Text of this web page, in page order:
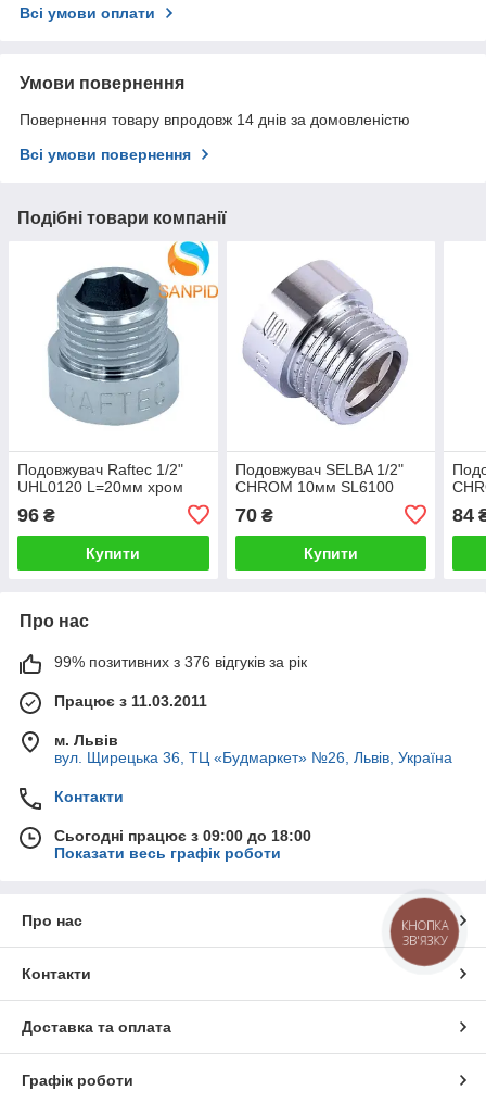
Всі умови оплати
Умови повернення
Повернення товару впродовж 14 днів за домовленістю
Всі умови повернення
Подібні товари компанії
Подовжувач Raftec 1/2"
UHL0120 L=20мм хром
96 ₴
Купити
Подовжувач SELBA 1/2"
CHROM 10мм SL6100
70₴
Купити
84
Про нас
99% позитивних з 376 відгуків за рік
Працює з 11.03.2011
м. Львів
вул. Щирецька 36, ТЦ «Будмаркет» №26, Львів, Україна
Контакти
Сьогодні працює з 09:00 до 18:00
Показати весь графік роботи
Про нас
Контакти
Доставка та оплата
Графік роботи
КНОПКА
ЗВ'ЯЗКУ